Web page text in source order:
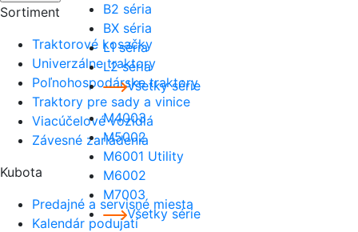
B2 séria
BX séria
L1 séria
L2 séria
Všetky série
M4003
M5002
M6001 Utility
M6002
M7003
Všetky série
Sortiment
Traktorové kosačky
Univerzálne traktory
Poľnohospodárske traktory
Traktory pre sady a vinice
Viacúčelové vozidlá
Závesné zariadenia
Kubota
Predajné a servisné miesta
Kalendár podujatí